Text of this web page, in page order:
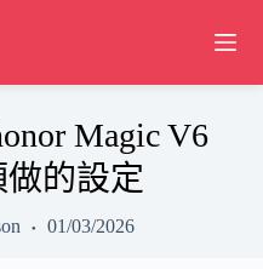
Magic V6
的設定
01/03/2026